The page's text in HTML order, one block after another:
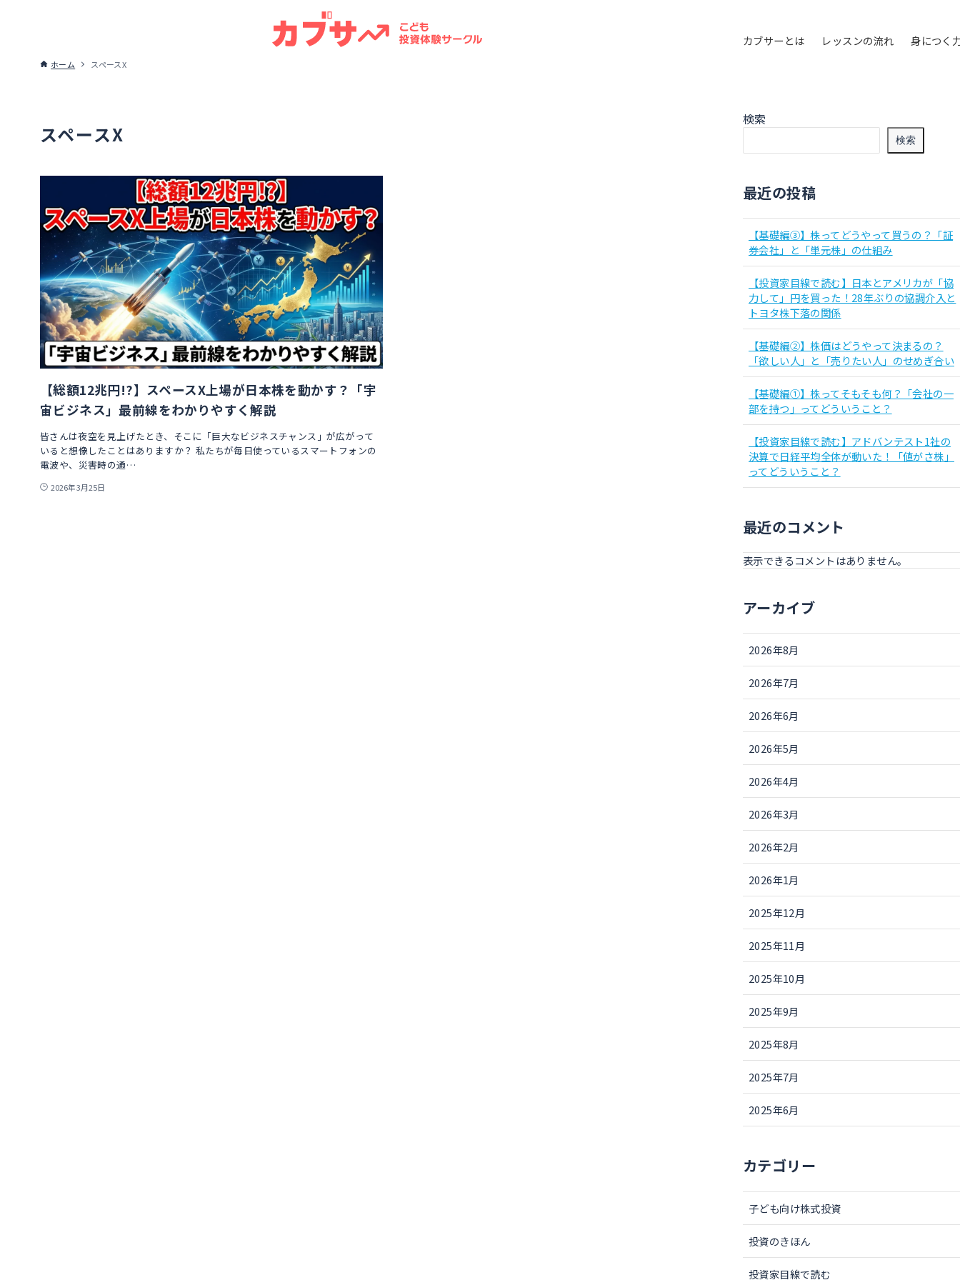
カブサーとは レッスンの流れ 身につく
ホーム スペースX
スペースX
【総額12兆円!?】スペースX上場が日本株を動かす？「宇
宙ビジネス」最前線をわかりやすく解説
皆さんは夜空を見上げたとき、そこに「巨大なビジネスチャンス」が広がって
いると想像したことはありますか？ 私たちが毎日使っているスマートフォンの
電波や、災害時の通…
2026年3月25日
検索
検索
最近の投稿
【基礎編③】株ってどうやって買うの？「証
券会社」と「単元株」の仕組み
【投資家目線で読む】日本とアメリカが「協
力して」円を買った！28年ぶりの協調介入と
トヨタ株下落の関係
【基礎編②】株価はどうやって決まるの？
「欲しい人」と「売りたい人」のせめぎ合い
【基礎編①】株ってそもそも何？「会社の一
部を持つ」ってどういうこと？
【投資家目線で読む】アドバンテスト1社の
決算で日経平均全体が動いた！「値がさ株」
ってどういうこと？
最近のコメント
表示できるコメントはありません。
アーカイブ
2026年8月
2026年7月
2026年6月
2026年5月
2026年4月
2026年3月
2026年2月
2026年1月
2025年12月
2025年11月
2025年10月
2025年9月
2025年8月
2025年7月
2025年6月
カテゴリー
子ども向け株式投資
投資のきほん
投資家目線で読む